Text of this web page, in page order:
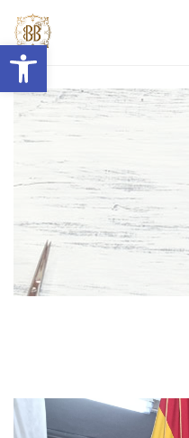
Abrir barra de herramientas